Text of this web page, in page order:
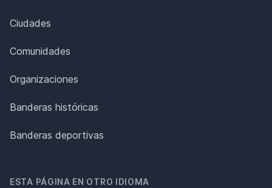
Ciudades
Comunidades
Organizaciones
Banderas históricas
Banderas deportivas
ESTA PÁGINA EN OTRO IDIOMA